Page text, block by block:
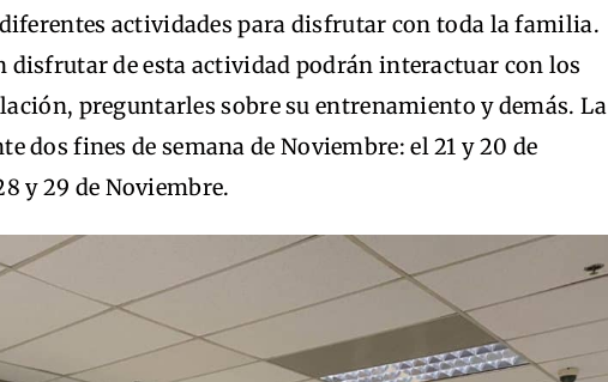
actividades para disfrutar con toda la familia.
disfrutar de esta actividad podrán interactuar con los
preguntarles sobre su entrenamiento y demás. La
dos fines de semana de Noviembre: el 21 y 20 de
y 29 de Noviembre.